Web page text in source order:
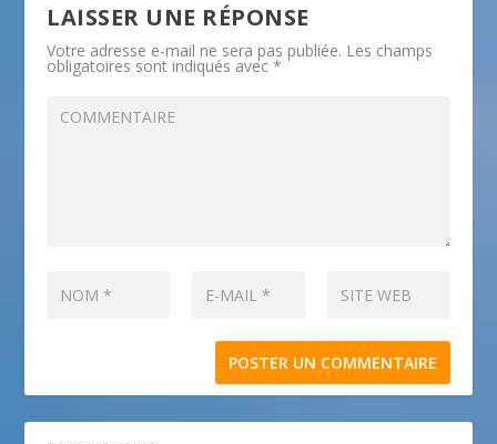
LAISSER UNE RÉPONSE
Votre adresse e-mail ne sera pas publiée. Les champs
obligatoires sont indiqués avec*